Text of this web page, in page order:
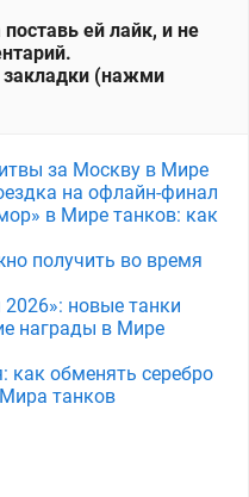
ей лайк, и не
закладки (нажми
за Москву в Мире
на офлайн-финал
в Мире танков: как
получить во время
новые танки
награды в Мире
как обменять серебро
танков